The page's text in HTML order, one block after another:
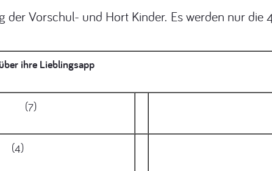
Vorschul- und Hort Kinder. Es werden nur die
ihre Lieblingsapp
(4)